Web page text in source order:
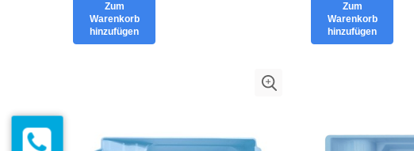
Zum
Warenkorb
hinzufügen
Zum
Warenkorb
hinzufügen